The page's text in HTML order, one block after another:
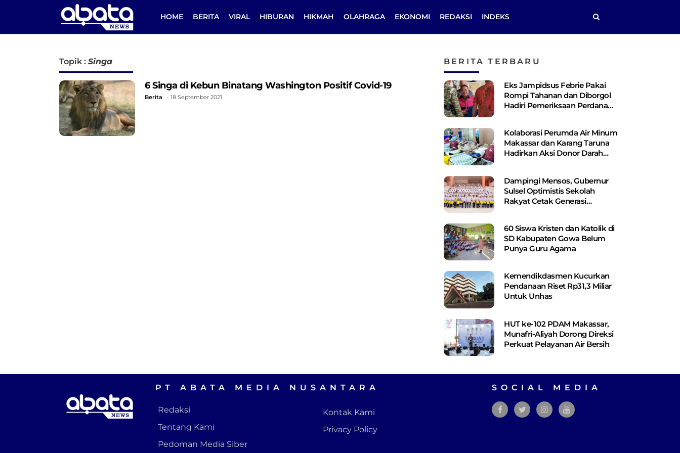
HOME BERITA VIRAL HIBURAN HIKMAH OLAHRAGA EKONOMI REDAKSI INDEKS
Topik : Singa
6 Singa di Kebun Binatang Washington Positif Covid-19
Berita 18 September 2021
BERITA TERBARU
Eks Jampidsus Febrie Pakai
Rompi Tahanan dan Diborgol
Hadiri Pemeriksaan Perdana
Kolaborasi Perumda Air Minum
Makassar dan Karang Taruna
Hadirkan Aksi Donor Darah
Dampingi Mensos, Gubernur
Sulsel Optimistis Sekolah
Rakyat Cetak Generasi
60 Siswa Kristen dan Katolik di
SD Kabupaten Gowa Belum
Punya Guru Agama
Kemendikdasmen Kucurkan
Pendanaan Riset Rp31,3 Miliar
Untuk Unhas
HUT ke-102 PDAM Makassar,
Munafri-Aliyah Dorong Direksi
Perkuat Pelayanan Air Bersih
PT ABATA MEDIA NUSANTARA
Redaksi
Tentang Kami
Pedoman Media Siber
Kontak Kami
Privacy Policy
SOCIAL MEDIA